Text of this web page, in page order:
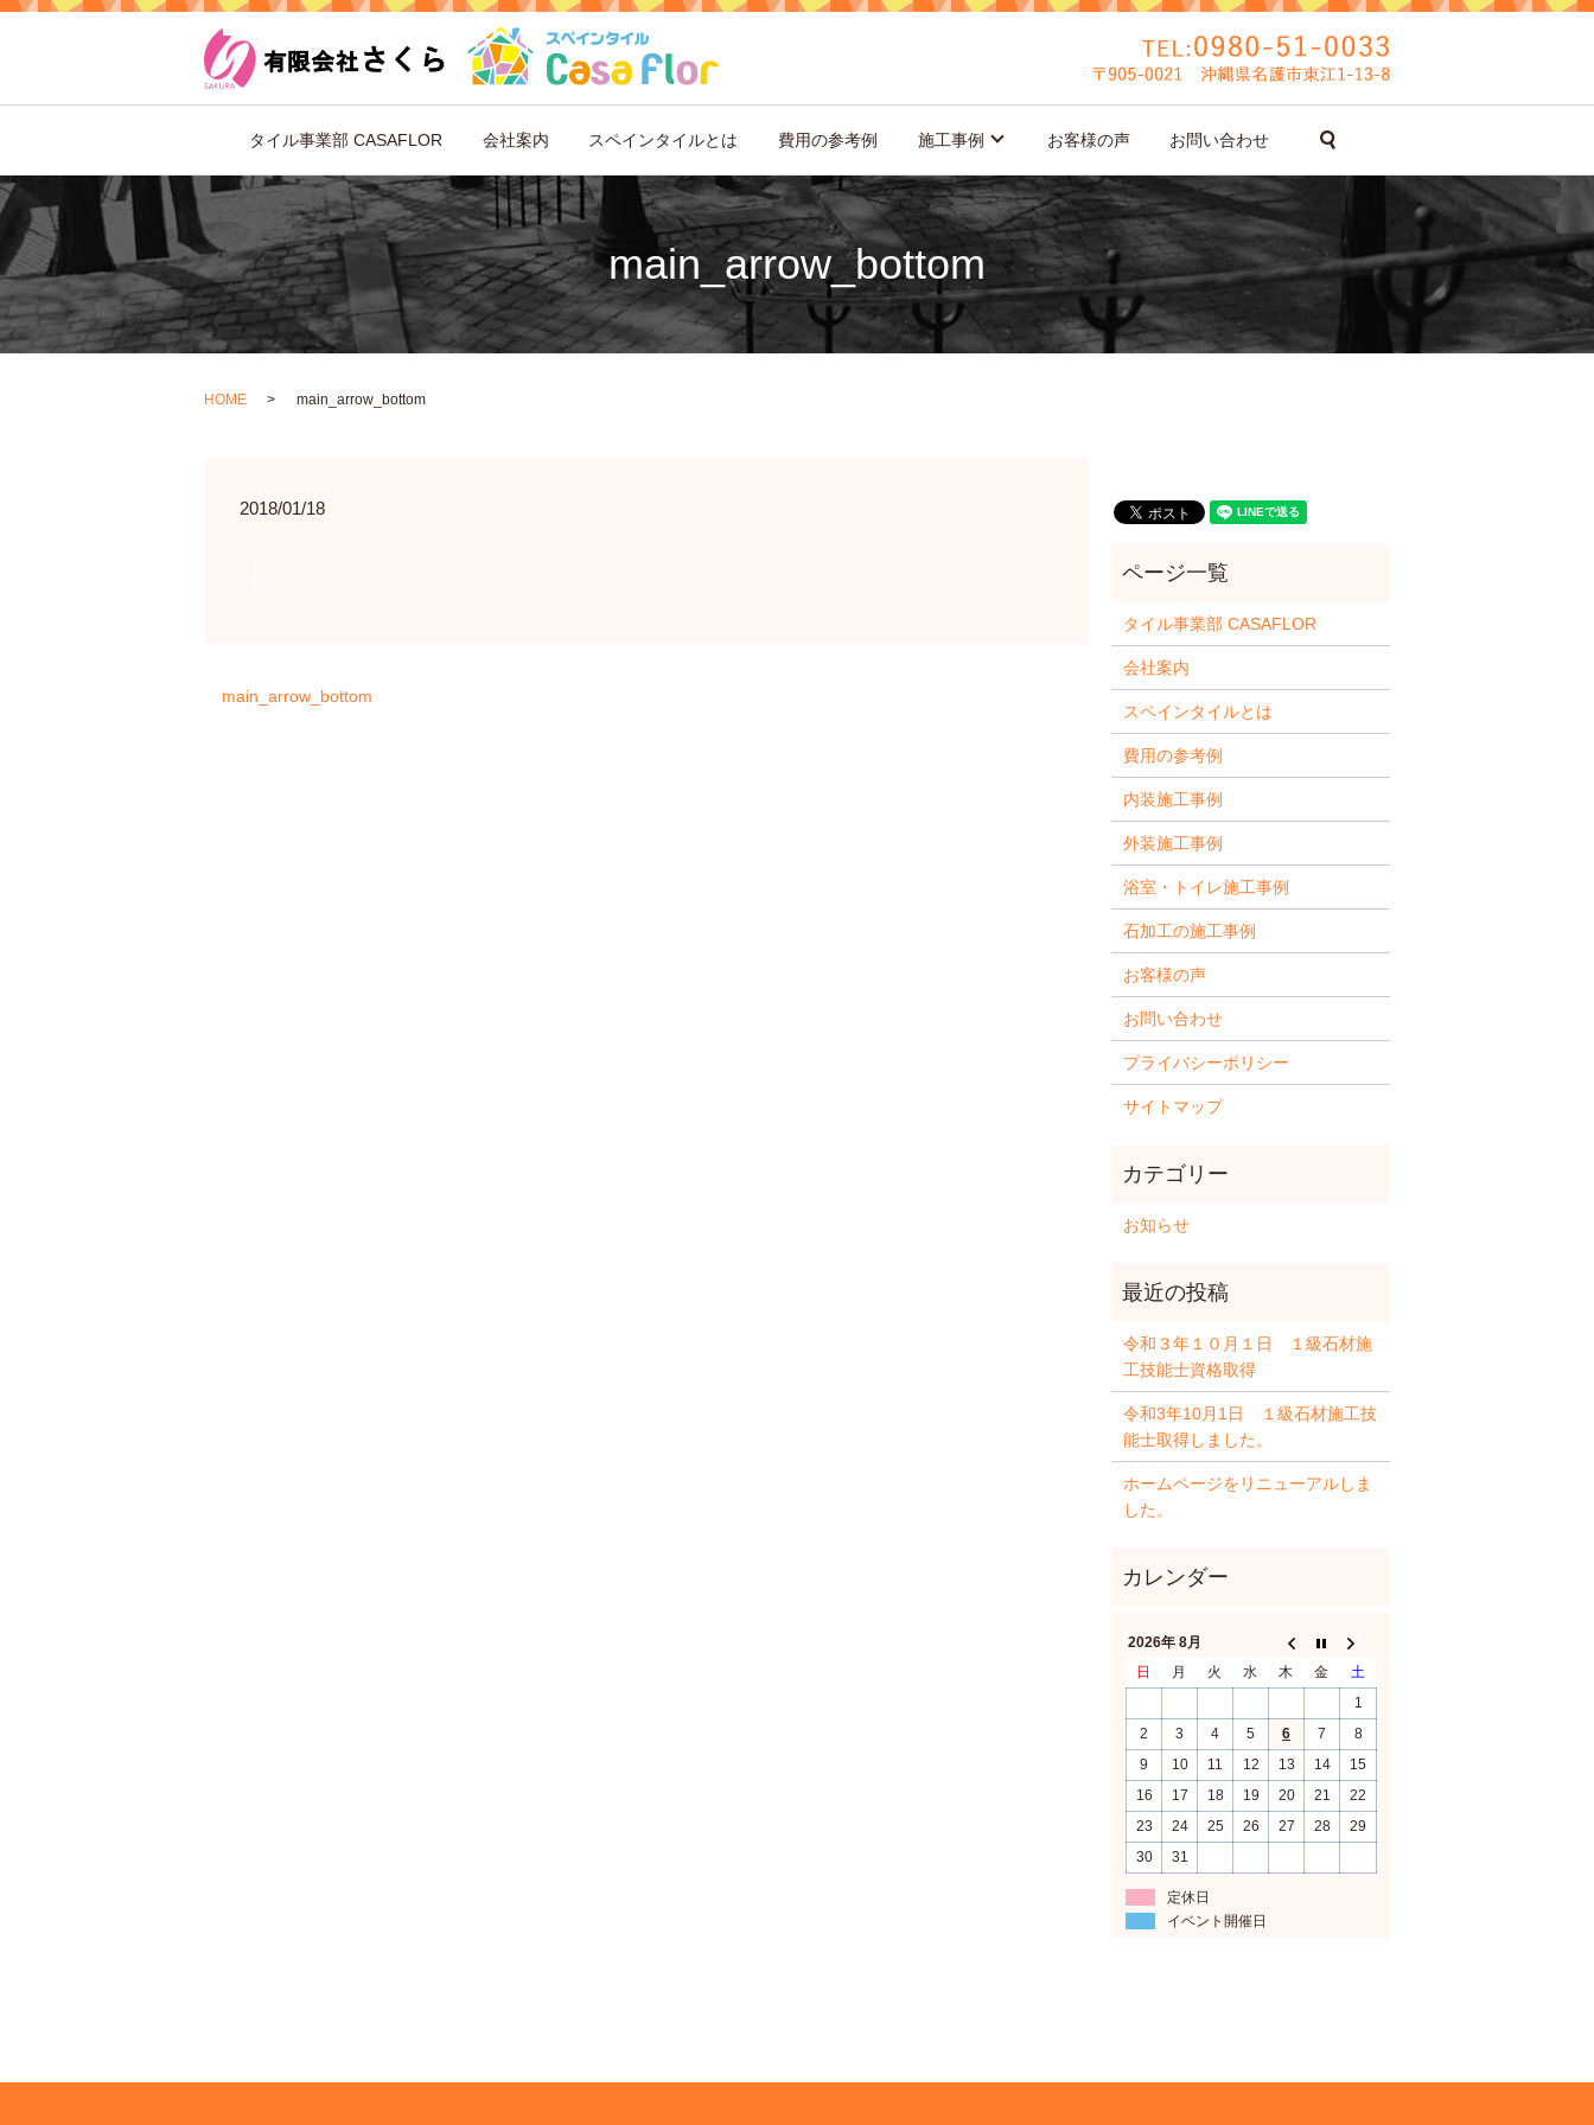
タイル事業部 CASAFLOR 会社案内 スペインタイルとは 費用の参考例 施工事例 お客様の声 お問い合わせ
main_arrow_bottom
HOME main_arrow_bottom
2018/01/18
main_arrow_bottom
タイル事業部 CASAFLOR
会社案内
スペインタイルとは
費用の参考例
内装施工事例
外装施工事例
浴室・トイレ施工事例
石加工の施工事例
お客様の声
お問い合わせ
プライバシーポリシー
サイトマップ
お知らせ
令和３年１０月１日 １級石材施
工技能士資格取得
令和3年10月1日 １級石材施工技
能士取得しました。
ホームページをリニューアルしま
した。
2026年 8月
日
月 火 水 木 金
土
1
2
3 4 5 6 7
8
9
10 11 12 13 14
15
16
17 18 19 20 21
22
23
24 25 26 27 28
29
30
31
定休日
イベント開催日